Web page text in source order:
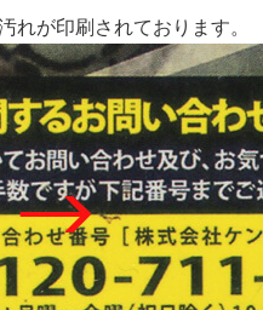
れが印刷されております。